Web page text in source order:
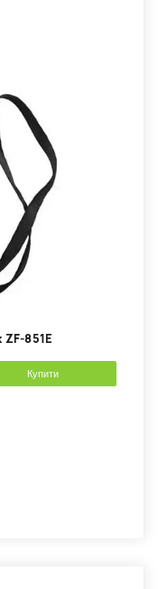
ZF-851E
Купити